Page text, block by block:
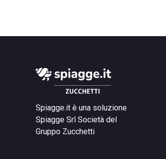
Spiagge.it è una soluzione
Spiagge Srl Società del
Gruppo Zucchetti